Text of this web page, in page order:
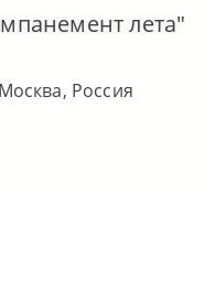
лета"
Россия